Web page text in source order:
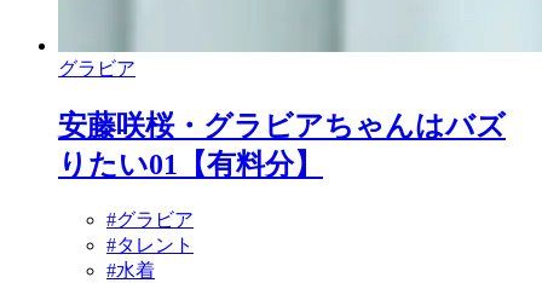
グラビア
安藤咲桜・グラビアちゃんはバズ
りたい01【有料分】
#グラビア
#タレント
#水着